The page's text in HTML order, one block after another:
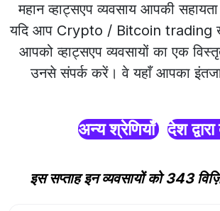
महान व्हाट्सएप व्यवसाय आपकी
यदि आप Crypto / Bitcoin trading
आपको व्हाट्सएप व्यवसायों का एक
उनसे संपर्क करें। वे यहाँ आपका
अन्य श्रेणियाँ देश
इस सप्ताह इन व्यवसायों को 343